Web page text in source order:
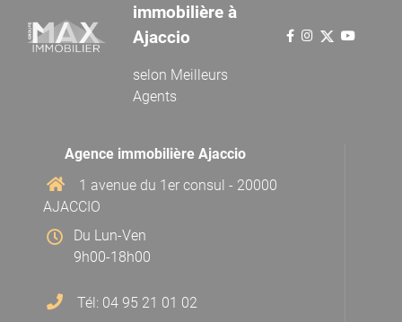
immobilière à
Ajaccio
selon Meilleurs
Agents
Agence immobilière Ajaccio
1 avenue du 1er consul - 20000
AJACCIO
Du Lun-Ven
9h00-18h00
Tél: 04 95 21 01 02